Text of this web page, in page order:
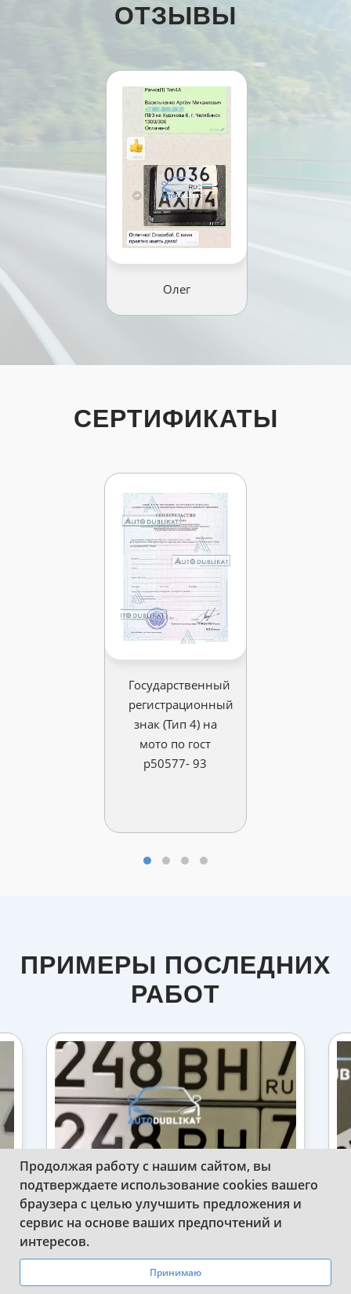
ОТЗЫВЫ
Олег
СЕРТИФИКАТЫ
Государственный
регистрационный
знак (Тип 4) на
мото по гост
р50577- 93
ПРИМЕРЫ ПОСЛЕДНИХ
РАБОТ
ИЗГОТОВИЛИ ГОТОВЫЕ ДУБЛИКАТЫ
НОМЕРОВ РОССИИ
Продолжая работу с нашим сайтом, вы
подтверждаете использование cookies вашего
браузера с целью улучшить предложения и
сервис на основе ваших предпочтений и
интересов.
Принимаю
WhatsApp